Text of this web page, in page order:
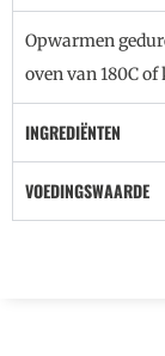
Opwarmen
oven van 180C
INGREDIËNTEN
VOEDINGSWAARDE